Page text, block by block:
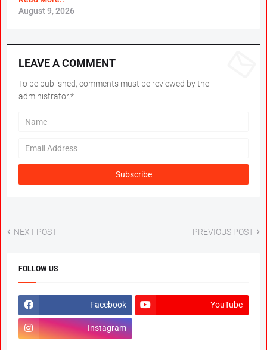
August 9, 2026
LEAVE A COMMENT
To be published, comments must be reviewed by the
administrator.*
NEXT POST PREVIOUS POST
FOLLOW US
Facebook YouTube
Instagram